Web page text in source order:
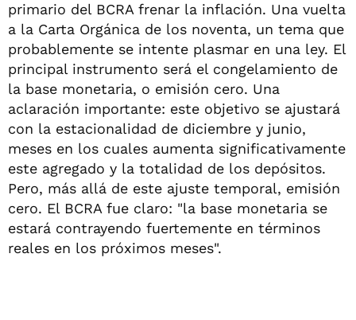
primario del BCRA frenar la inflación. Una vuelta
a la Carta Orgánica de los noventa, un tema que
probablemente se intente plasmar en una ley. El
principal instrumento será el congelamiento de
la base monetaria, o emisión cero. Una
aclaración importante: este objetivo se ajustará
con la estacionalidad de diciembre y junio,
meses en los cuales aumenta significativamente
este agregado y la totalidad de los depósitos.
Pero, más allá de este ajuste temporal, emisión
cero. El BCRA fue claro: "la base monetaria se
estará contrayendo fuertemente en términos
reales en los próximos meses".